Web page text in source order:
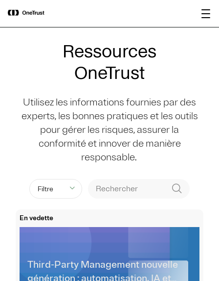
OneTrust nommée « Visionnaire »
dans le Magic Quadrant™ 2026 de
Gartner® pour les plateformes de
Ressources
OneTrust
Utilisez les informations fournies par des
experts, les bonnes pratiques et les outils
pour gérer les risques, assurer la
conformité et innover de manière
responsable.
Filtre
En vedette
Third-Party Management nouvelle
génération : automatisation, IA et